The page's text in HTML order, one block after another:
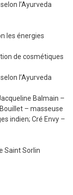
l’Ayurveda
les énergies
de cosmétiques
l’Ayurveda
Balmain –
– masseuse
indien; Cré Envy –
Saint Sorlin